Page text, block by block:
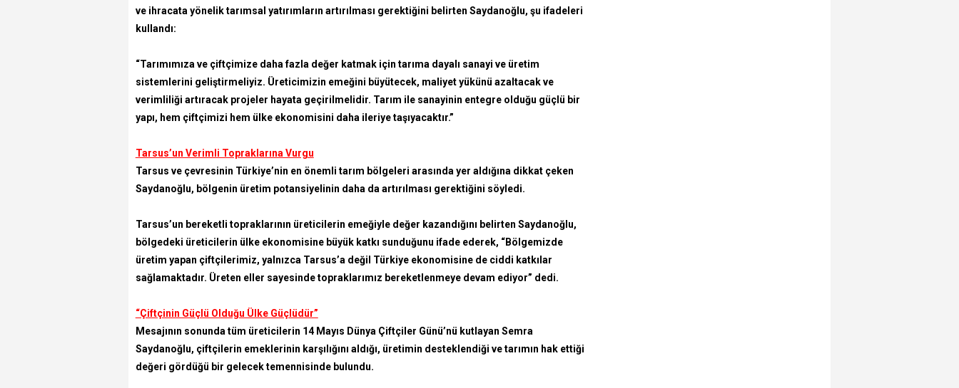
ve ihracata yönelik tarımsal yatırımların artırılması gerektiğini belirten Saydanoğlu, şu ifadeleri
kullandı:
“Tarımımıza ve çiftçimize daha fazla değer katmak için tarıma dayalı sanayi ve üretim
sistemlerini geliştirmeliyiz. Üreticimizin emeğini büyütecek, maliyet yükünü azaltacak ve
verimliliği artıracak projeler hayata geçirilmelidir. Tarım ile sanayinin entegre olduğu güçlü bir
yapı, hem çiftçimizi hem ülke ekonomisini daha ileriye taşıyacaktır.”
Tarsus’un Verimli Topraklarına Vurgu
Tarsus ve çevresinin Türkiye’nin en önemli tarım bölgeleri arasında yer aldığına dikkat çeken
Saydanoğlu, bölgenin üretim potansiyelinin daha da artırılması gerektiğini söyledi.
Tarsus’un bereketli topraklarının üreticilerin emeğiyle değer kazandığını belirten Saydanoğlu,
bölgedeki üreticilerin ülke ekonomisine büyük katkı sunduğunu ifade ederek, “Bölgemizde
üretim yapan çiftçilerimiz, yalnızca Tarsus’a değil Türkiye ekonomisine de ciddi katkılar
sağlamaktadır. Üreten eller sayesinde topraklarımız bereketlenmeye devam ediyor” dedi.
“Çiftçinin Güçlü Olduğu Ülke Güçlüdür”
Mesajının sonunda tüm üreticilerin 14 Mayıs Dünya Çiftçiler Günü’nü kutlayan Semra
Saydanoğlu, çiftçilerin emeklerinin karşılığını aldığı, üretimin desteklendiği ve tarımın hak ettiği
değeri gördüğü bir gelecek temennisinde bulundu.